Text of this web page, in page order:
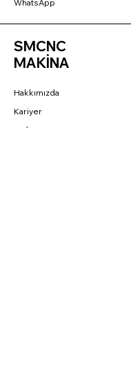
WhatsApp
SMCNC
MAKİNA
Hakkımızda
Kariyer
Referans